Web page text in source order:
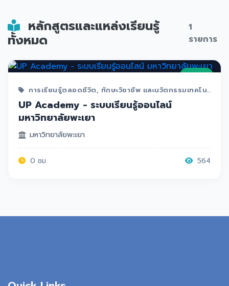
หลักสูตรและแหล่งเรียนรู้
ทั้งหมด
1
รายการ
MOOC
การเรียนรู้ตลอดชีวิต, ทักษะวิชาชีพ และนวัตกรรมเทคโนโลยี
UP Academy - ระบบเรียนรู้ออนไลน์
มหาวิทยาลัยพะเยา
มหาวิทยาลัยพะเยา
0 ชม. 564